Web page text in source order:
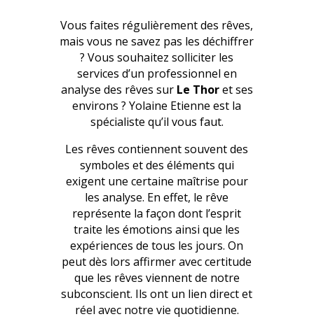
Vous faites régulièrement des rêves,
mais vous ne savez pas les déchiffrer
? Vous souhaitez solliciter les
services d’un professionnel en
analyse des rêves sur Le Thoret ses
environs ? Yolaine Etienne est la
spécialiste qu’il vous faut.
Les rêves contiennent souvent des
symboles et des éléments qui
exigent une certaine maîtrise pour
les analyse. En effet, le rêve
représente la façon dont l’esprit
traite les émotions ainsi que les
expériences de tous les jours. On
peut dès lors affirmer avec certitude
que les rêves viennent de notre
subconscient. Ils ont un lien direct et
réel avec notre vie quotidienne.